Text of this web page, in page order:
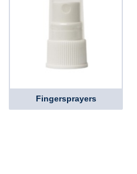
Fingersprayers